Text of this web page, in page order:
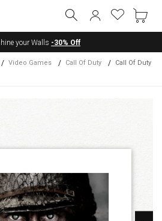
your Walls -30% Off
Video Games Call Of Duty
Call Of Duty